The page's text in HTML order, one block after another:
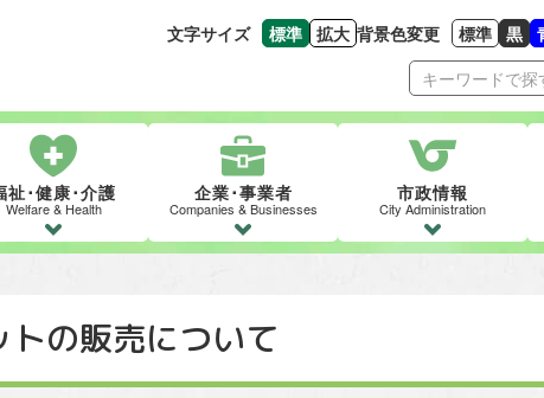
文字サイズ 標準
文字の大きさをもとの大きさに戻す
拡大
文字を大きくする
背景色変更 標準
背景色の
黒
背景
祉･健康･介護
Welfare & Health
企業･事業者
Companies & Businesses
市政情報
City Administration
の販売について